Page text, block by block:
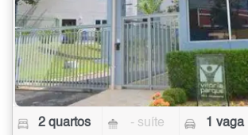
2 quartos - suíte 1 vaga